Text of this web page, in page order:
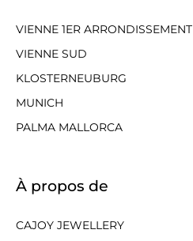
VIENNE 1ER ARRONDISSEMENT
VIENNE SUD
KLOSTERNEUBURG
MUNICH
PALMA MALLORCA
À propos de
CAJOY JEWELLERY